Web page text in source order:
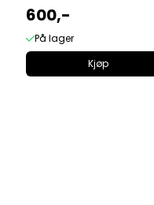
600,-
På lager
Kjøp